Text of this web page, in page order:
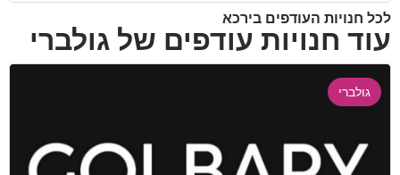
לכל חנויות העודפים בירכא
עוד חנויות עודפים של גולברי
גולברי